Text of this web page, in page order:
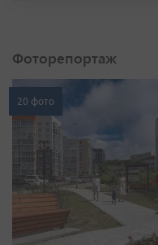
Фоторепортаж
20 фото